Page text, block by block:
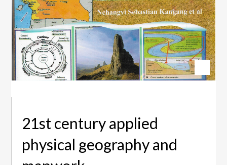
21st century applied
physical geography and